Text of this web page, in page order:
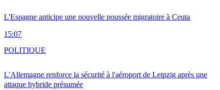
L'Espagne anticipe une nouvelle poussée migratoire à Ceuta
15:07
L'Allemagne renforce la sécurité à l'aéroport de Leipzig après une
attaque hybride présumée
POLITIQUE